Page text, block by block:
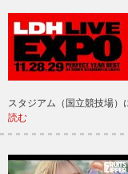
スタジアム（国立競技場
読む